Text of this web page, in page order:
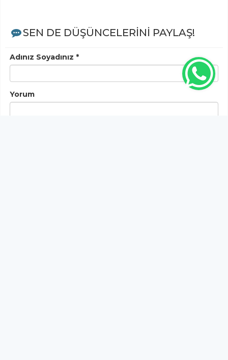
SEN DE DÜŞÜNCELERİNİ PAYLAŞ!
Adınız Soyadınız *
Yorum